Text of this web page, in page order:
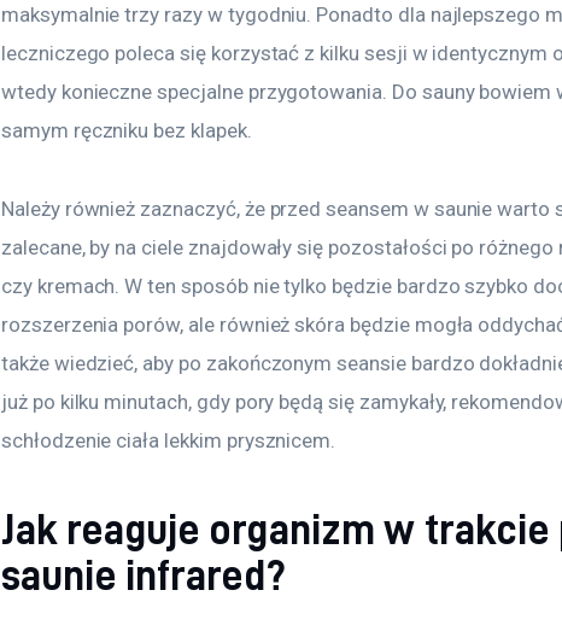
maksymalnie trzy razy w tygodniu. Ponadto dla najlepszego
leczniczego poleca się korzystać z kilku sesji w identycznym
wtedy konieczne specjalne przygotowania. Do sauny bowiem
samym ręczniku bez klapek.
Należy również zaznaczyć, że przed seansem w saunie warto
zalecane, by na ciele znajdowały się pozostałości po
czy kremach. W ten sposób nie tylko będzie bardzo szybko
rozszerzenia porów, ale również skóra będzie mogła
także wiedzieć, aby po zakończonym seansie bardzo
już po kilku minutach, gdy pory będą się zamykały,
schłodzenie ciała lekkim prysznicem.
Jak reaguje organizm w trakcie
saunie infrared?